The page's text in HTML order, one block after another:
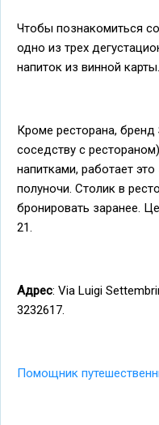
Чтобы познакомиться
одно из трех
напиток из винной карты.
Кроме ресторана,
соседству с
напитками, работает
полуночи. Столик в
бронировать заранее.
21.
Адрес: Via Luigi
3232617.
Помощник